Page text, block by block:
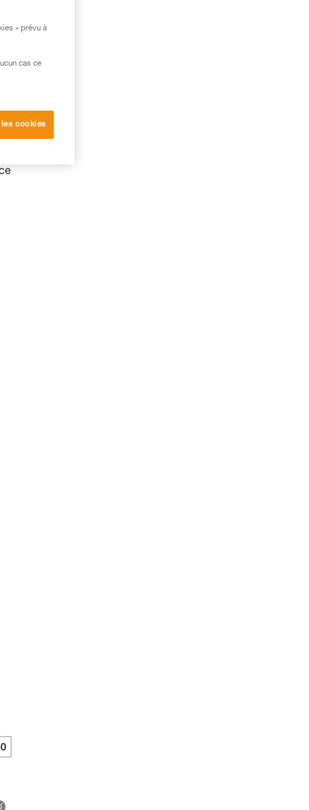
» prévu à
cas ce
cookies